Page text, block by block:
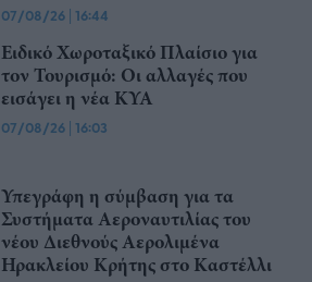
07/08/26 | 16:44
Ειδικό Χωροταξικό Πλαίσιο για
τον Τουρισμό: Οι αλλαγές που
εισάγει η νέα ΚΥΑ
07/08/26 | 16:03
Υπεγράφη η σύμβαση για τα
Συστήματα Αεροναυτιλίας του
νέου Διεθνούς Αερολιμένα
Ηρακλείου Κρήτης στο Καστέλλι